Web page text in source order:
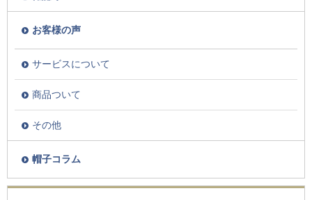
お客様の声
サービスについて
商品ついて
その他
帽子コラム